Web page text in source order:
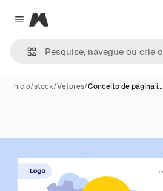
Close menu
Magnific
Início/stock/Vetores/Conceito de página i…